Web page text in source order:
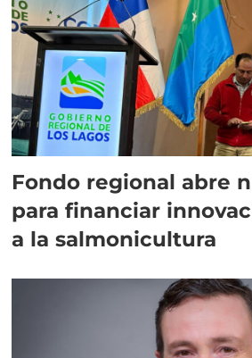
Fondo regional abre
para financiar
a la salmonicultura